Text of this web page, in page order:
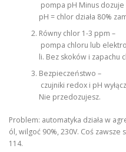
pompa pH Minus
pH = chlor działa 80%
Równy chlor 1-3 ppm –
pompa chloru lub
li. Bez skoków i zapachu
Bezpieczeństwo –
czujniki redox i pH
Nie przedozujesz.
Problem: automatyka działa w
ól, wilgoć 90%, 230V. Coś
114.